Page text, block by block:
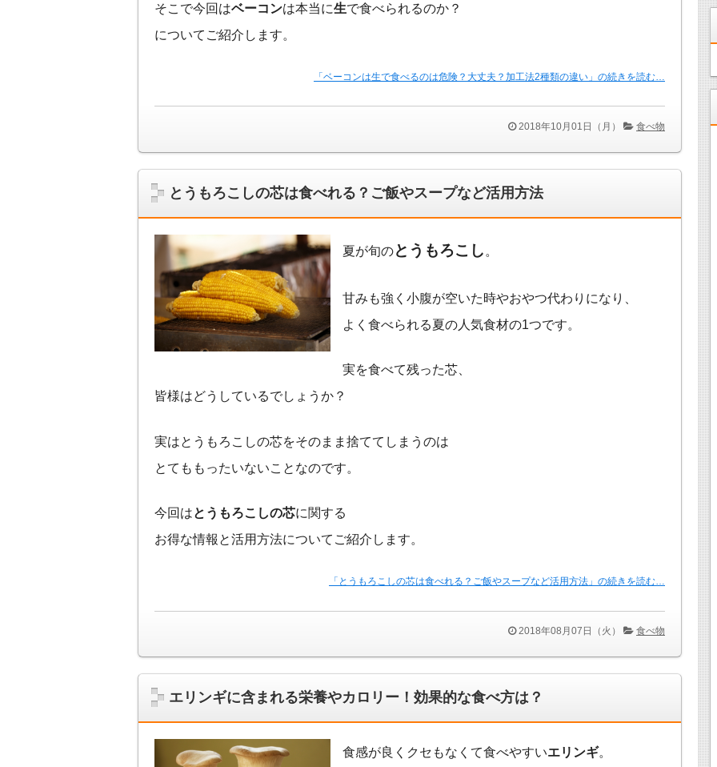
そこで今回はベーコンは本当に生で食べられるのか？
についてご紹介します。
「ベーコンは生で食べるのは危険？大丈夫？加工法2種類の違い」の続きを読む…
2018年10月01日（月） 食べ物
とうもろこしの芯は食べれる？ご飯やスープなど活用方法
夏が旬のとうもろこし 。
甘みも強く小腹が空いた時やおやつ代わりになり、
よく食べられる夏の人気食材の1つです。
実を食べて残った芯、
皆様はどうしているでしょうか？
実はとうもろこしの芯をそのまま捨ててしまうのは
とてももったいないことなのです。
今回はとうもろこしの芯に関する
お得な情報と活用方法についてご紹介します。
「とうもろこしの芯は食べれる？ご飯やスープなど活用方法」の続きを読む…
2018年08月07日（火） 食べ物
エリンギに含まれる栄養やカロリー！効果的な食べ方は？
食感が良くクセもなくて食べやすいエリンギ。